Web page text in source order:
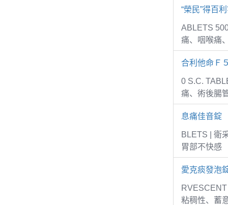
“榮民”得百
ABLETS
痛、咽喉痛
合利他命Ｆ
0 S.C.
痛、術後腸
息痛佳音錠
BLETS | 衛
胃部不快感
愛克痰發泡
粘稠性、蓄